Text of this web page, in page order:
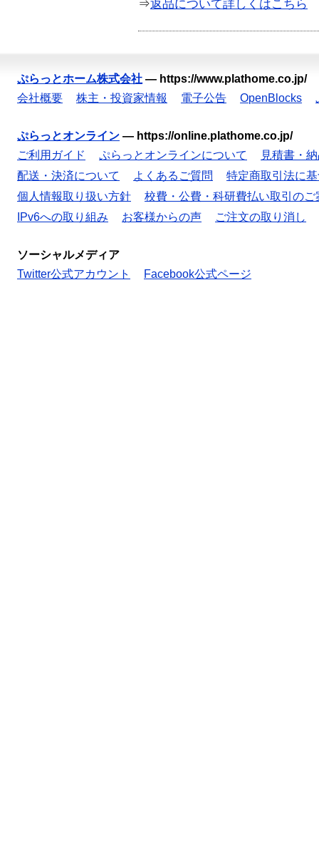
⇒返品について詳しくはこちら
ぷらっとホーム株式会社 — https://www.plathome.co.jp/
会社概要
株主・投資家情報 電子公告 OpenBlocks
ぷらっとオンライン — https://online.plathome.co.jp/
ご利用ガイド
ぷらっとオンラインについて
見積書・
配送・決済について
よくあるご質問
特定商取引法に
個人情報取り扱い方針
校費・公費・科研費払い取引のご
IPv6への取り組み
お客様からの声 ご注文の取り消し
ソーシャルメディア
Twitter公式アカウント
Facebook公式ページ